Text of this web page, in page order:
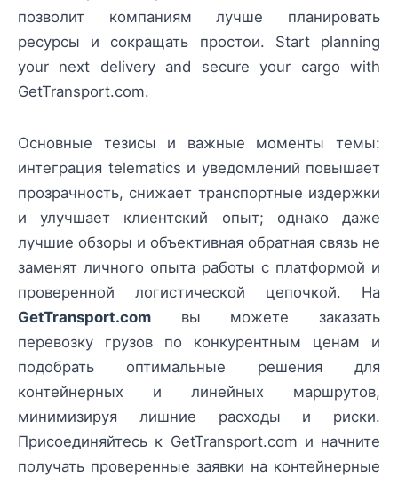
позволит компаниям лучше планировать
ресурсы и сокращать простои. Start planning
your next delivery and secure your cargo with
GetTransport.com.
Основные тезисы и важные моменты темы:
интеграция telematics и уведомлений повышает
прозрачность, снижает транспортные издержки
и улучшает клиентский опыт; однако даже
лучшие обзоры и объективная обратная связь не
заменят личного опыта работы с платформой и
проверенной логистической цепочкой. На
GetTransport.com вы можете заказать
перевозку грузов по конкурентным ценам и
подобрать оптимальные решения для
контейнерных и линейных маршрутов,
минимизируя лишние расходы и риски.
Присоединяйтесь к GetTransport.com и начните
получать проверенные заявки на контейнерные